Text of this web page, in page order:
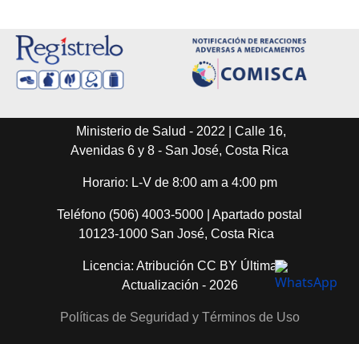
Ministerio de Salud - 2022 | Calle 16,
Avenidas 6 y 8 - San José, Costa Rica
Horario: L-V de 8:00 am a 4:00 pm
Teléfono (506) 4003-5000 | Apartado postal
10123-1000 San José, Costa Rica
Licencia: Atribución CC BY Última
Actualización - 2026
Políticas de Seguridad y Términos de Uso